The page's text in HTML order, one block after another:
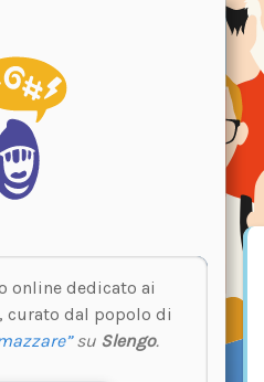
online dedicato ai
curato dal popolo di
su Slengo.